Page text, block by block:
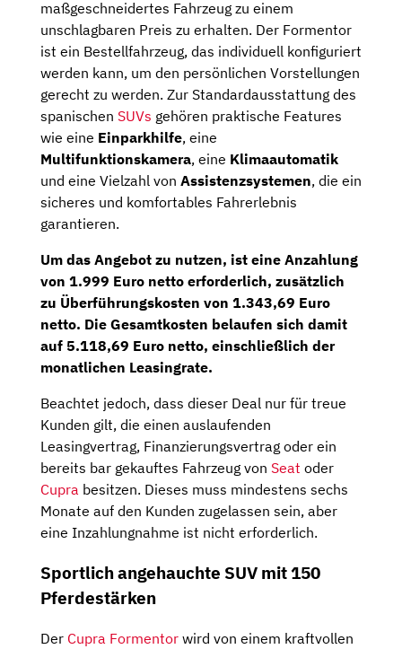
maßgeschneidertes Fahrzeug zu einem
unschlagbaren Preis zu erhalten. Der Formentor
ist ein Bestellfahrzeug, das individuell konfiguriert
werden kann, um den persönlichen Vorstellungen
gerecht zu werden. Zur Standardausstattung des
spanischen SUVs gehören praktische Features
wie eine Einparkhilfe, eine
Multifunktionskamera, eine Klimaautomatik
und eine Vielzahl von Assistenzsystemen, die ein
sicheres und komfortables Fahrerlebnis
garantieren.
Um das Angebot zu nutzen, ist eine Anzahlung
von 1.999 Euro netto erforderlich, zusätzlich
zu Überführungskosten von 1.343,69 Euro
netto. Die Gesamtkosten belaufen sich damit
auf 5.118,69 Euro netto, einschließlich der
monatlichen Leasingrate.
Beachtet jedoch, dass dieser Deal nur für treue
Kunden gilt, die einen auslaufenden
Leasingvertrag, Finanzierungsvertrag oder ein
bereits bar gekauftes Fahrzeug von Seat oder
Cupra besitzen. Dieses muss mindestens sechs
Monate auf den Kunden zugelassen sein, aber
eine Inzahlungnahme ist nicht erforderlich.
Sportlich angehauchte SUV mit 150
Pferdestärken
Der Cupra Formentor wird von einem kraftvollen